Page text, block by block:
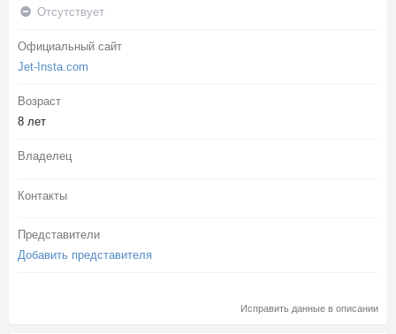
Отсутствует
Официальный сайт
Jet-Insta.com
Возраст
8 лет
Владелец
Контакты
Представители
Добавить представителя
Исправить данные в описании